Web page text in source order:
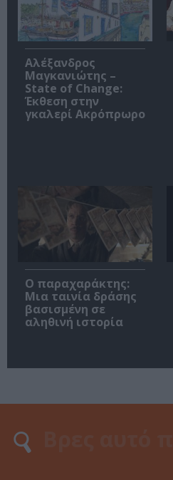
Αλέξανδρος
Μαγκανιώτης –
State of Change:
Έκθεση στην
γκαλερί Ακρόπρωρο
Ο παραχαράκτης:
Μια ταινία δράσης
βασισμένη σε
αληθινή ιστορία